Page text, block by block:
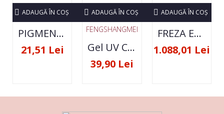
PIGMENT NEON SET 12 CULORI
21,51 Lei
ADAUGĂ ÎN COŞ
FENGSHANGMEI
Gel UV Constructie FSM 50ML - 07
39,90 Lei
ADAUGĂ ÎN COŞ
FREZA ELECTRICA STRONG 210 35000 RPM- ORIGINALA
1.088,01 Lei
ADAUGĂ ÎN COŞ